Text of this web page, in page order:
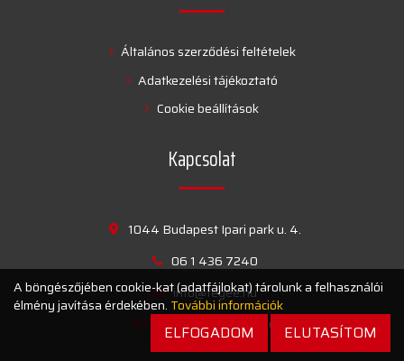
Általános szerződési feltételek
Adatkezelési tájékoztató
Cookie beállítások
Kapcsolat
1044 Budapest Ipari park u. 4.
06 1 436 7240
info@tegee.hu
reklamacio@tegee.hu
A böngészőjében cookie-kat (adatfájlokat) tárolunk a felhasználói
élmény javítása érdekében. További információk
ELFOGADOM ELUTASÍTOM